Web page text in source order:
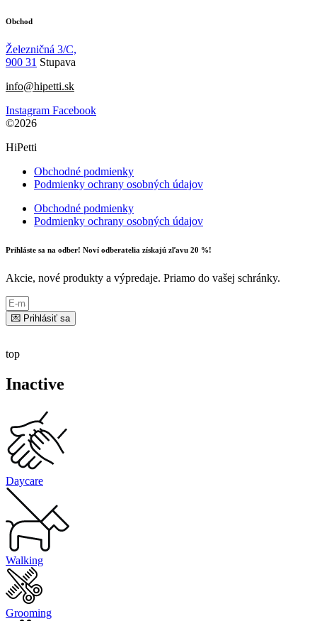
Obchod
Železničná 3/C,
900 31 Stupava
info@hipetti.sk
Instagram Facebook
©2026
HiPetti
Obchodné podmienky
Podmienky ochrany osobných údajov
Obchodné podmienky
Podmienky ochrany osobných údajov
Prihláste sa na odber! Noví odberatelia získajú zľavu 20 %!
Akcie, nové produkty a výpredaje. Priamo do vašej schránky.
💌 Prihlásiť sa
top
Inactive
Daycare
Walking
Grooming